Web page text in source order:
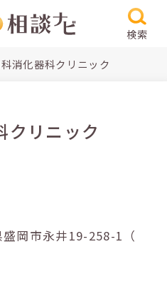
検索
消化器科クリニック
クリニック
岩手県盛岡市永井19-258-1（